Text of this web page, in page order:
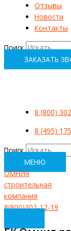
Отзывы
Новости
Контакты
Поиск
ЗАКАЗАТЬ
8 (800)
8 (495)
Поиск
МЕНЮ
ОМНИЯ
строительная
компания
8(800)302-12-19